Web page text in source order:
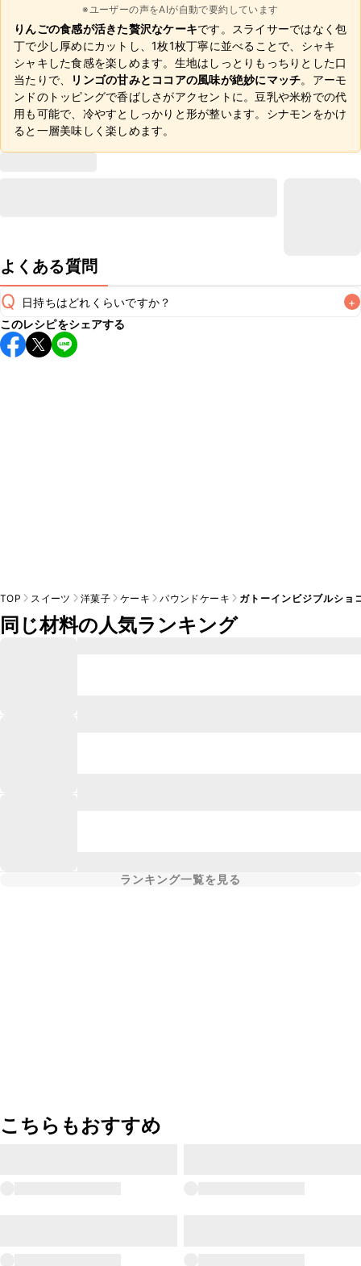
※ユーザーの声をAIが自動で要約しています
りんごの食感が活きた贅沢なケーキです。スライサーではなく包
丁で少し厚めにカットし、1枚1枚丁寧に並べることで、シャキ
シャキした食感を楽しめます。生地はしっとりもっちりとした口
当たりで、
リンゴの甘みとココアの風味が絶妙にマッチ。アーモ
ンドのトッピングで香ばしさがアクセントに。豆乳や米粉での代
用も可能で、冷やすとしっかりと形が整います。シナモンをかけ
ると一層美味しく楽しめます。
よくある質問
Q 日持ちはどれくらいですか？ +
保存期間は冷蔵で翌日中が目安です。なるべくお早めにお召
し上がりください。
このレシピをシェアする
TOP スイーツ 洋菓子 ケーキ パウンドケーキ ガトーインビジブルショ
同じ材料の人気ランキング
ランキング一覧を見る
こちらもおすすめ